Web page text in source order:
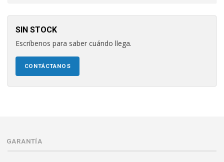
SIN STOCK
Escríbenos para saber cuándo llega.
CONTÁCTANOS
GARANTÍA